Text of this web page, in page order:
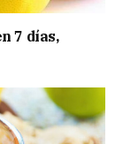
7 días,